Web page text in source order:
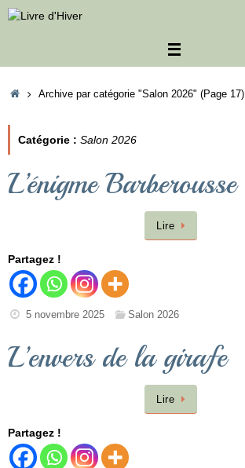
Passer
au
Accueil
Archive par catégorie "Salon 2026" (Page 17)
Catégorie : Salon 2026
L’énigme Barberousse
Lire
Partagez !
5 novembre 2025 Salon 2026
L’envers de la girafe
Lire
Partagez !